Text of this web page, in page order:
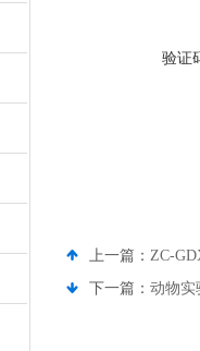
验证
上一篇： ZC-
下一篇： 动物实